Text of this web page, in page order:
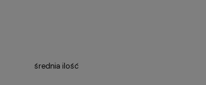
średnia ilość